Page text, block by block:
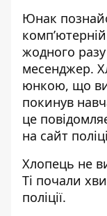
Юнак
жодного
месенджер.
юнкою, що
покинув
це
на сайт
Хлопець не
Ті почали
поліції.